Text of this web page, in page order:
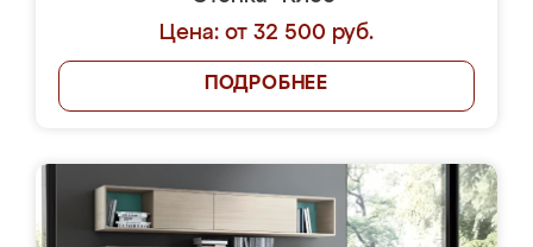
Цена: от 32 500 руб.
ПОДРОБНЕЕ